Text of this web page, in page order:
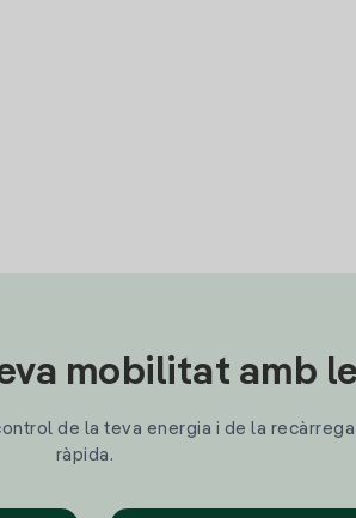
mobilitat amb
de la teva energia i de la
ràpida.